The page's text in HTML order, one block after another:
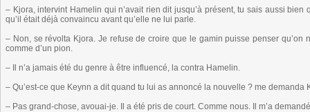
– Kjora, intervint Hamelin qui n’avait rien dit jusqu’à présent, tu sais aussi
qu’il était déjà convaincu avant qu’elle ne lui parle.
– Non, se révolta Kjora. Je refuse de croire que le gamin puisse penser
comme d’un pion.
– Il n’a jamais été du genre à être influencé, la contra Hamelin.
– Qu’est-ce que Keynn a dit quand tu lui as annoncé la nouvelle ? me demanda
– Pas grand-chose, avouai-je. Il a été pris de court. Comme nous. Il m’a